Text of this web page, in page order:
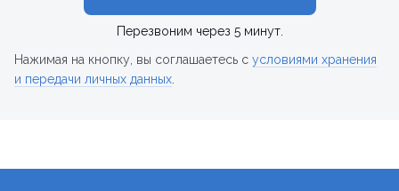
Перезвоним через 5 минут.
Нажимая на кнопку, вы соглашаетесь с условиями хранения
и передачи личных данных